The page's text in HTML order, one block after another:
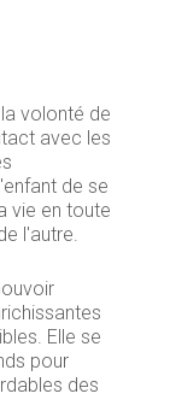
volonté de
avec les
de se
vie en toute
l'autre.
Elle se
pour
des